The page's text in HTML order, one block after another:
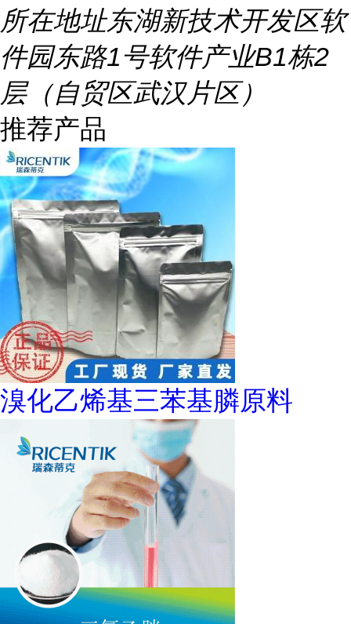
所在地址东湖新技术开发区软
件园东路1号软件产业B1栋2
层（自贸区武汉片区）
推荐产品
溴化乙烯基三苯基膦原料